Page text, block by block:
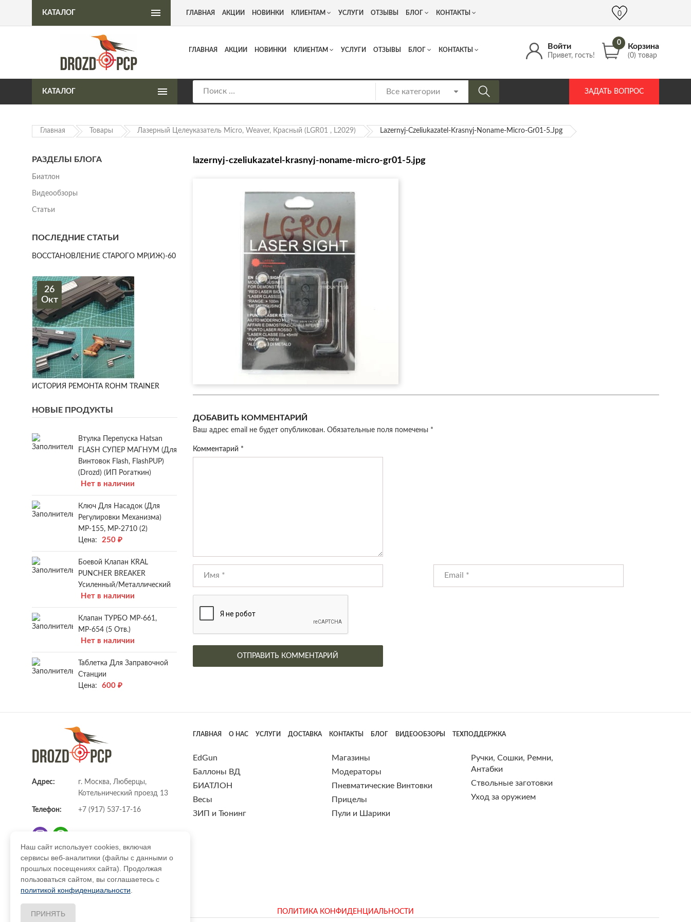
Интернет-магазин пневматического оружия Адрес: г. Москва, Люберцы, Котельнический проезд 13 +7 (917) 537 17 16 info@DrozdPcp.ru
Войти
Привет, гость!
0 Корзина
(0) товар
ГЛАВНАЯ АКЦИИ НОВИНКИ КЛИЕНТАМ УСЛУГИ ОТЗЫВЫ БЛОГ КОНТАКТЫ
КАТАЛОГ ЗАДАТЬ ВОПРОС
КАТАЛОГ ГЛАВНАЯ АКЦИИ НОВИНКИ КЛИЕНТАМ УСЛУГИ ОТЗЫВЫ БЛОГ КОНТАКТЫ 0
Главная Товары Лазерный Целеуказатель Micro, Weaver, Красный (LGR01 , L2029) Lazernyj-Czeliukazatel-Krasnyj-Noname-Micro-Gr01-5.jpg
lazernyj-czeliukazatel-krasnyj-noname-micro-gr01-5.jpg
ДОБАВИТЬ КОММЕНТАРИЙ
Ваш адрес email не будет опубликован. Обязательные поля помечены *
Комментарий *
РАЗДЕЛЫ БЛОГА
Биатлон
Видеообзоры
Статьи
ПОСЛЕДНИЕ СТАТЬИ
ВОССТАНОВЛЕНИЕ СТАРОГО МР(ИЖ)-60
26
Окт
ИСТОРИЯ РЕМОНТА ROHM TRAINER
НОВЫЕ ПРОДУКТЫ
Втулка Перепуска Hatsan
FLASH СУПЕР МАГНУМ (для
Винтовок Flash, FlashPUP)
(Drozd) (ИП Рогаткин)
Нет в наличии
Ключ Для Насадок (для
Регулировки Механизма)
МР-155, МР-2710 (2)
Цена:
250 ₽
Боевой Клапан KRAL
PUNCHER BREAKER
Усиленный/металлический
Нет в наличии
Клапан ТУРБО МР-661,
МР-654 (5 Отв.)
Нет в наличии
Таблетка Для Заправочной
Станции
Цена:
600 ₽
Адрес:
г. Москва, Люберцы,
Котельнический проезд 13
Телефон: +7 (917) 537-17-16
E-mail: info@DrozdPcp.ru
ГЛАВНАЯ О НАС УСЛУГИ ДОСТАВКА КОНТАКТЫ БЛОГ ВИДЕООБЗОРЫ ТЕХПОДДЕРЖКА
EdGun
Баллоны ВД
БИАТЛОН
Весы
ЗИП и Тюнинг
Магазины
Модераторы
Пневматические Винтовки
Прицелы
Пули и Шарики
Ручки, Сошки, Ремни,
Антабки
Ствольные заготовки
Уход за оружием
ПОЛИТИКА КОНФИДЕНЦИАЛЬНОСТИ
Наш сайт использует cookies, включая
сервисы веб-аналитики (файлы с данными о
прошлых посещениях сайта). Продолжая
пользоваться сайтом, вы соглашаетесь с
политикой конфиденциальности
ПРИНЯТЬ